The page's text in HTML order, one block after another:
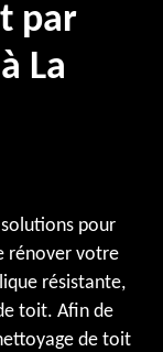
par
La
pour
rénover votre
résistante,
toit. Afin de
de toit